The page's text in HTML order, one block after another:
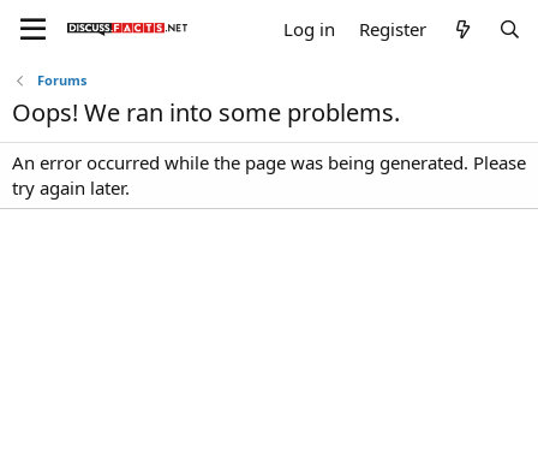
Log in Register
Forums
Oops! We ran into some problems.
An error occurred while the page was being generated. Please
try again later.